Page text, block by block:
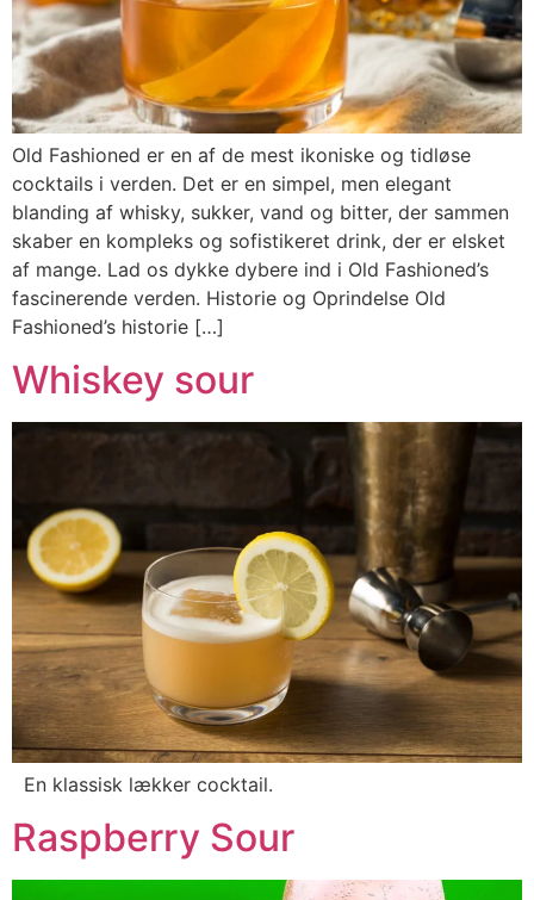
Old Fashioned er en af de mest ikoniske og tidløse
cocktails i verden. Det er en simpel, men elegant
blanding af whisky, sukker, vand og bitter, der sammen
skaber en kompleks og sofistikeret drink, der er elsket
af mange. Lad os dykke dybere ind i Old Fashioned’s
fascinerende verden. Historie og Oprindelse Old
Fashioned’s historie […]
Whiskey sour
En klassisk lækker cocktail.
Raspberry Sour